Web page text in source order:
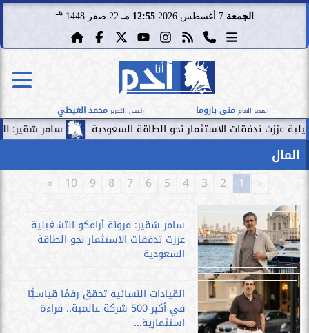
الجمعة 7 أغسطس 2026 12:55 مـ 22 صفر 1448 هـ
المدير العام منى باروما رئيس التحرير محمد الغيطي
سامر شقير: الممرات الاستثمار نحو الطاقة السعودية
المال
«
1
2
3
4
5
6
7
8
9
10
»
سامر شقير: مرونة أرامكو التشغيلية
عززت تدفقات الاستثمار نحو الطاقة
السعودية
القيادات النسائية تحقق رقمًا قياسيًّا
في أكبر 500 شركة عالمية.. قراءة
استثمارية...